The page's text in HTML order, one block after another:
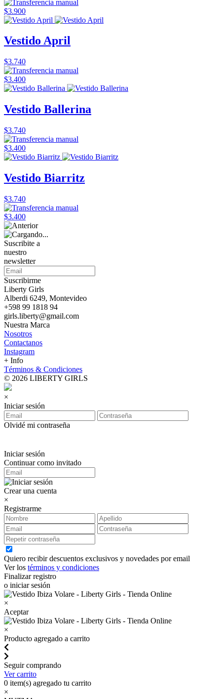
$3.900
Vestido April
$3.740
$3.400
Vestido Ballerina
$3.740
$3.400
Vestido Biarritz
$3.740
$3.400
Suscribite a
nuestro
newsletter
Suscribirme
Liberty Girls
Alberdi 6249, Montevideo
+598 99 1818 94
girls.liberty@gmail.com
Nuestra Marca
Nosotros
Contactanos
Instagram
+ Info
Términos & Condiciones
© 2026 LIBERTY GIRLS
×
Iniciar sesión
Olvidé mi contraseña
Iniciar sesión
Continuar como invitado
Crear una cuenta
×
Registrarme
Quiero recibir descuentos exclusivos y novedades por email
Ver los términos y condiciones
Finalizar registro
o iniciar sesión
×
Aceptar
×
Producto agregado a carrito
Seguir comprando
Ver carrito
0 item(s) agregado tu carrito
×